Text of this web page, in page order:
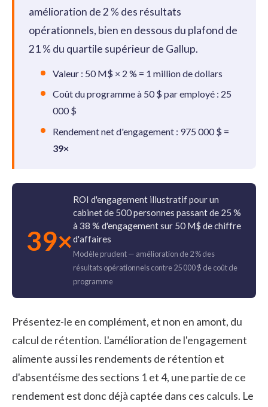
amélioration de 2 % des résultats
opérationnels, bien en dessous du plafond de
21 % du quartile supérieur de Gallup.
Valeur : 50 M$ × 2 % = 1 million de dollars
Coût du programme à 50 $ par employé : 25
000 $
Rendement net d'engagement : 975 000 $ =
39×
39×
ROI d'engagement illustratif pour un
cabinet de 500 personnes passant de 25 %
à 38 % d'engagement sur 50 M$ de chiffre
d'affaires
Modèle prudent — amélioration de 2 % des
résultats opérationnels contre 25 000 $ de coût de
programme
Présentez-le en complément, et non en amont, du
calcul de rétention. L'amélioration de l'engagement
alimente aussi les rendements de rétention et
d'absentéisme des sections 1 et 4, une partie de ce
rendement est donc déjà captée dans ces calculs. Le